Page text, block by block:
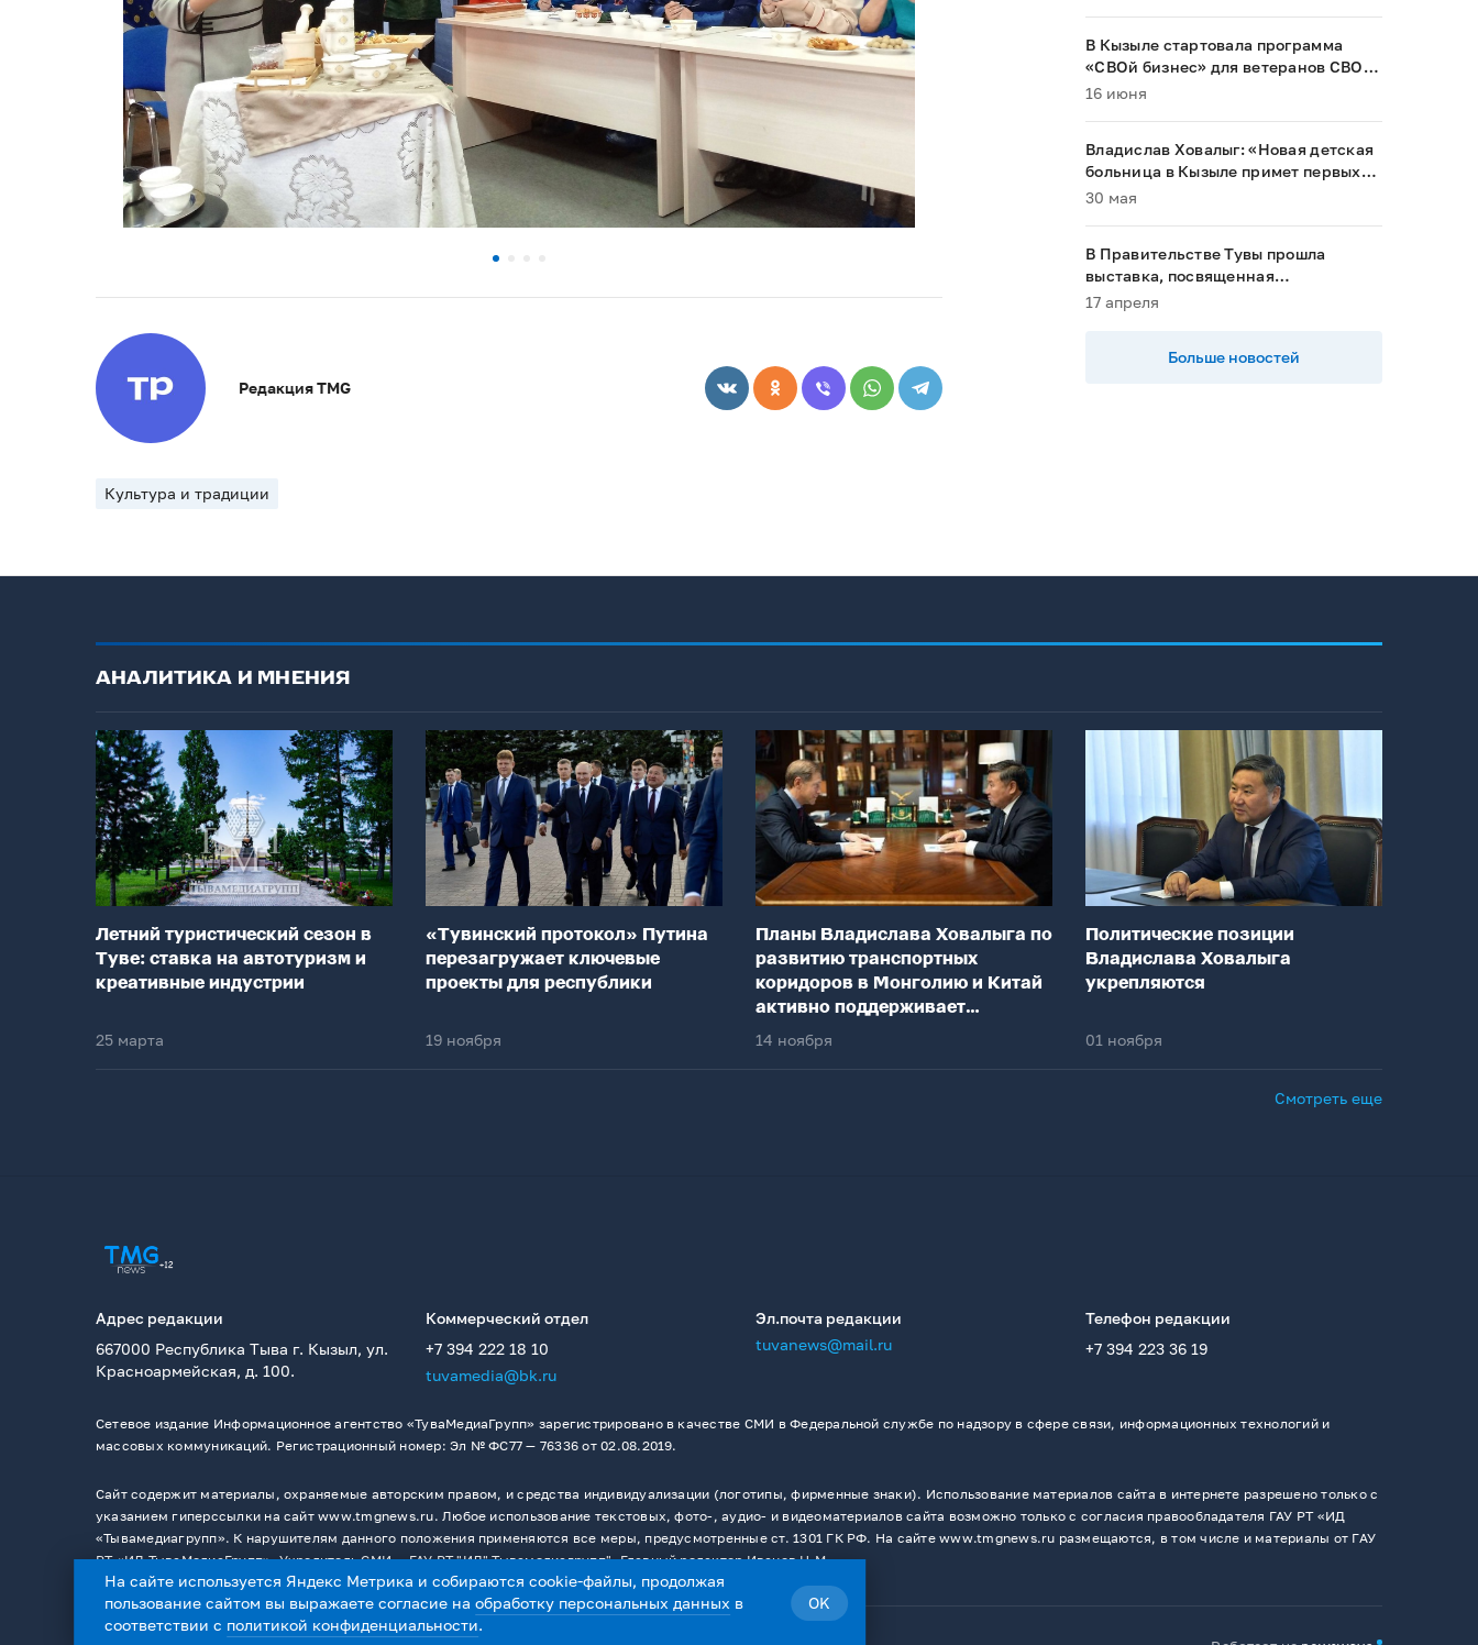
Редакция TMG
Культура и традиции
В Кызыле стартовала программа
«СВОй бизнес» для ветеранов СВО и
их семей
16 июня
Владислав Ховалыг: «Новая детская
больница в Кызыле примет первых
пациентов в 2028 году»
30 мая
В Правительстве Тувы прошла
выставка, посвященная
национальным проектам
17 апреля
Больше новостей
АНАЛИТИКА И МНЕНИЯ
Летний туристический сезон в
Туве: ставка на автотуризм и
креативные индустрии
25 марта
«Тувинский протокол» Путина
перезагружает ключевые
проекты для республики
19 ноября
Планы Владислава Ховалыга по
развитию транспортных
коридоров в Монголию и Китай
активно поддерживает
федеральный центр
14 ноября
Политические позиции
Владислава Ховалыга
укрепляются
01 ноября
Смотреть еще
Адрес редакции
667000 Республика Тыва г. Кызыл, ул.
Красноармейская, д. 100.
Коммерческий отдел
+7 394 222 18 10
tuvamedia@bk.ru
Эл.почта редакции
tuvanews@mail.ru
Телефон редакции
+7 394 223 36 19
Сетевое издание Информационное агентство «ТуваМедиаГрупп» зарегистрировано в качестве СМИ в Федеральной службе по надзору в сфере связи, информационных технологий и
массовых коммуникаций. Регистрационный номер: Эл № ФС77 — 76336 от 02.08.2019.
Сайт содержит материалы, охраняемые авторским правом, и средства индивидуализации (логотипы, фирменные знаки). Использование материалов сайта в интернете разрешено только с
указанием гиперссылки на сайт www.tmgnews.ru. Любое использование текстовых, фото-, аудио- и видеоматериалов сайта возможно только с согласия правообладателя ГАУ РТ «ИД
«Тывамедиагрупп». К нарушителям данного положения применяются все меры, предусмотренные ст. 1301 ГК РФ. На сайте www.tmgnews.ru размещаются, в том числе и материалы от ГАУ
РТ «ИД ТываМедиаГрупп». Учредитель СМИ －ГАУ РТ "ИД" Тывамедиагрупп". Главный редактор Иванов Н.М.
На сайте используется Яндекс Метрика и собираются cookie-файлы, продолжая
пользование сайтом вы выражаете согласие наобработку персональных данных в
соответствии с политикой конфиденциальности.
OK